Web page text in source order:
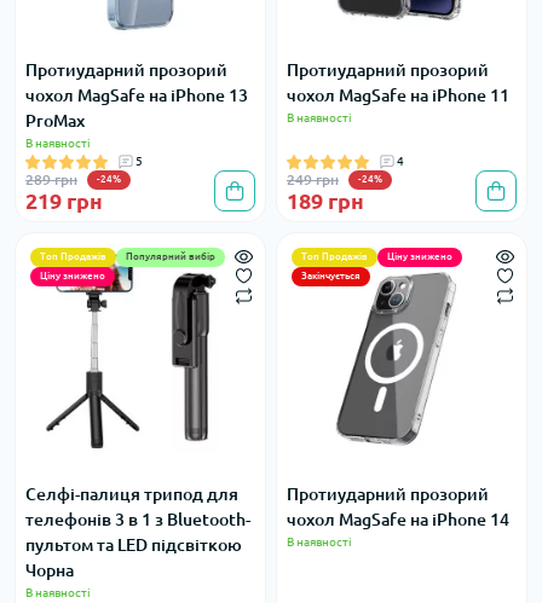
Протиударний прозорий
чохол MagSafe на iPhone 13
ProMax
В наявності
5
289 грн -24%
219 грн
Протиударний прозорий
чохол MagSafe на iPhone 11
В наявності
4
249 грн -24%
189 грн
Топ Продажів
Популярний вибір
Ціну знижено
Селфі-палиця трипод для
телефонів 3 в 1 з Bluetooth-
пультом та LED підсвіткою
Чорна
В наявності
Топ Продажів
Ціну знижено
Закінчується
Протиударний прозорий
чохол MagSafe на iPhone 14
В наявності